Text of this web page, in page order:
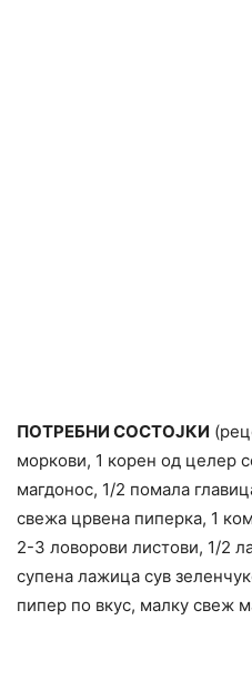
ПОТРЕБНИ СОСТОЈКИ
моркови, 1 корен од целер
магдонос, 1/2 помала
свежа црвена пиперка, 1
2-3 ловорови листови, 1/2
супена лажица сув
пипер по вкус, малку свеж